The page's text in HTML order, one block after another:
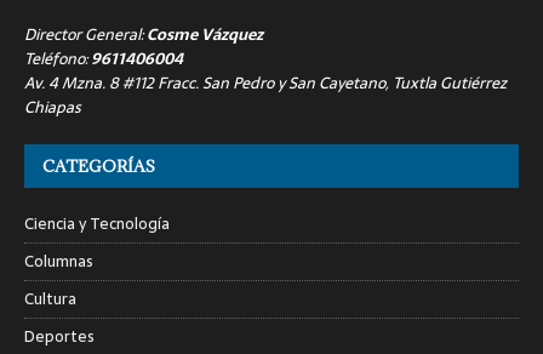
Director General:Cosme Vázquez
Teléfono:9611406004
Av. 4 Mzna. 8 #112 Fracc. San Pedro y San Cayetano, Tuxtla Gutiérrez
Chiapas
CATEGORÍAS
Ciencia y Tecnología
Columnas
Cultura
Deportes